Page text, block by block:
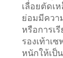
เลื่อยตัดเ
ย่อมมีควา
หรือการเ
รองเท้าเ
หนักให้เป็